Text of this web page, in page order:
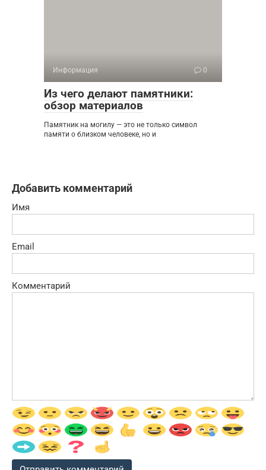
Информация 0
Из чего делают памятники:
обзор материалов
Памятник на могилу — это не только символ
памяти о близком человеке, но и
Добавить комментарий
Имя
Email
Комментарий